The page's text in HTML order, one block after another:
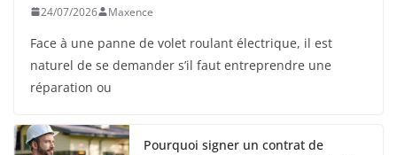
24/07/2026 Maxence
Face à une panne de volet roulant électrique, il est
naturel de se demander s’il faut entreprendre une
réparation ou
Pourquoi signer un contrat de